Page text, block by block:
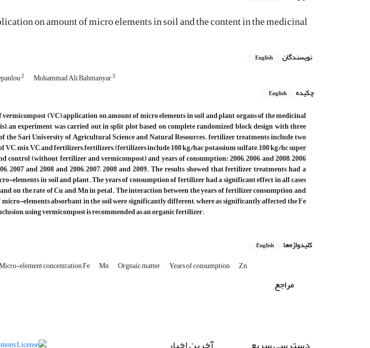
on amount of micro elements in soil and the content in the medicinal
نویسندگان English
2 Mohammad Ali Bahmanyar3
چکیده English
(VC) application on amount of micro elements in soil and plant organs of the medicinal
an experiment was carried out in split plot based on complete randomized block design with three
the Sari University of Agricultural Science and Natural Resources. fertilizer treatments include two
VC, mix VC and fertilizers, fertilizers, (fertilizers include 100 kg/hac potassium sulfate, 100 kg/hc super
control (without fertilizer and vermicompost) and years of consumption: 2006, 2006 and 2008, 2006
2007 and 2008 and 2006, 2007, 2008 and 2009. The results showed that fertilizer treatments had a
elements in soil and plant. The years of consumption of fertilizer had a significant effect in all cases
on the rate of Cu and Mn in petal. The interaction between the years of fertilizer consumption and
elements absorbant in the soil were significantly different, where as significantly affected the Fe
using vermicompost is recommended as an organic fertilizer.
کلیدواژه‌ها English
element concentration Fe Mn Orgnaic matter Years of consumption Zn
مراجع